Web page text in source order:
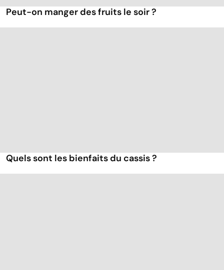
Peut-on manger des fruits le soir ?
Quels sont les bienfaits du cassis ?